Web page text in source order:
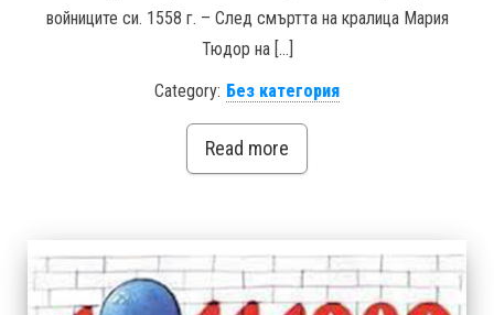
войниците си. 1558 г. – След смъртта на кралица Мария
Тюдор на […]
Category: Без категория
Read more